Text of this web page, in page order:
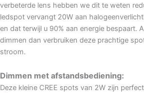
verbeterde lens hebben we dit te weten
ledspot vervangt 20W aan
en dat terwijl u 90% aan energie bespaart.
dimmen dan verbruiken deze prachtige
stroom.
Dimmen met afstandsbediening:
Deze kleine CREE spots van 2W zijn